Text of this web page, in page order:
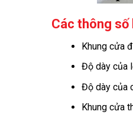
Các thông
Khung cửa
Độ dày của
Độ dày của
Khung cửa